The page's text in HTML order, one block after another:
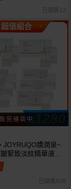
已銷售12
超值組合
搶 $
JOYRUQO嬌潤泉~
緊致淡紋精華液
)大盒裝*2+
)小盒裝*6 組合款
已銷售606